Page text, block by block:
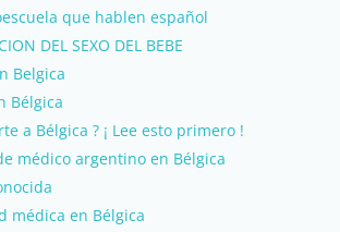
que hablen español
DEL SEXO DEL BEBE
Belgica
Bélgica
a Bélgica ? ¡ Lee esto primero !
médico argentino en Bélgica
médica en Bélgica